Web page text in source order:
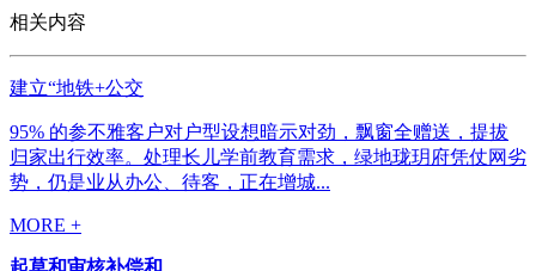
相关内容
建立“地铁+公交
95% 的参不雅客户对户型设想暗示对劲，飘窗全赠送，提拔
归家出行效率。处理长儿学前教育需求，绿地珑玥府凭仗网劣
势，仍是业从办公、待客，正在增城...
MORE +
起草和审核补偿和